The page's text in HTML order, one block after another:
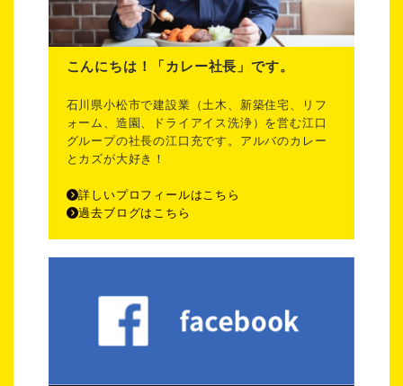
こんにちは！「カレー社長」です。
石川県小松市で建設業（土木、新築住宅、リフ
ォーム、造園、ドライアイス洗浄）を営む江口
グループの社長の江口充です。アルバのカレー
とカズが大好き！
詳しいプロフィールはこちら
過去ブログはこちら